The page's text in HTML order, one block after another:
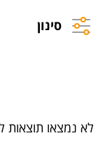
סינון
לא נמצאו תוצאות